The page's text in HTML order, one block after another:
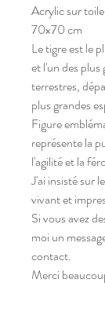
Acrylic sur toile
70x70 cm
Le tigre est le
et l'un des
terrestres,
plus grandes
Figure
représente la
l'agilité et la
J'ai insisté sur
vivant et
Si vous avez
moi un
contact.
Merci